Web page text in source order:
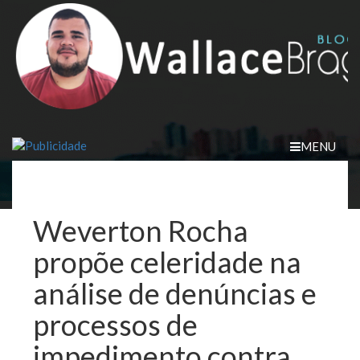
content
MENU
Weverton Rocha
propõe celeridade na
análise de denúncias e
processos de